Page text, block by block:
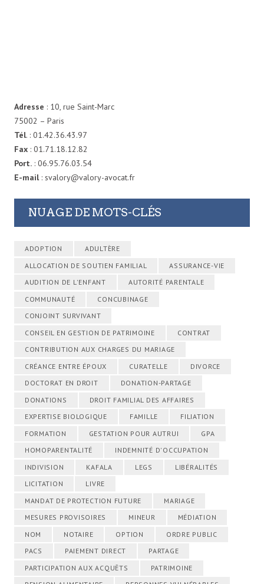
Adresse : 10, rue Saint-Marc
75002 – Paris
Tél. : 01.42.36.43.97
Fax : 01.71.18.12.82
Port. : 06.95.76.03.54
E-mail: svalory@valory-avocat.fr
NUAGE DE MOTS-CLÉS
ADOPTION
ADULTÈRE
ALLOCATION DE SOUTIEN FAMILIAL
ASSURANCE-VIE
AUDITION DE L'ENFANT
AUTORITÉ PARENTALE
COMMUNAUTÉ
CONCUBINAGE
CONJOINT SURVIVANT
CONSEIL EN GESTION DE PATRIMOINE
CONTRAT
CONTRIBUTION AUX CHARGES DU MARIAGE
CRÉANCE ENTRE ÉPOUX
CURATELLE
DIVORCE
DOCTORAT EN DROIT
DONATION-PARTAGE
DONATIONS
DROIT FAMILIAL DES AFFAIRES
EXPERTISE BIOLOGIQUE
FAMILLE
FILIATION
FORMATION
GESTATION POUR AUTRUI
GPA
HOMOPARENTALITÉ
INDEMNITÉ D'OCCUPATION
INDIVISION
KAFALA LEGS
LIBÉRALITÉS
LICITATION
LIVRE
MANDAT DE PROTECTION FUTURE
MARIAGE
MESURES PROVISOIRES
MINEUR
MÉDIATION
NOM
NOTAIRE OPTION
ORDRE PUBLIC
PACS
PAIEMENT DIRECT
PARTAGE
PARTICIPATION AUX ACQUÊTS
PATRIMOINE